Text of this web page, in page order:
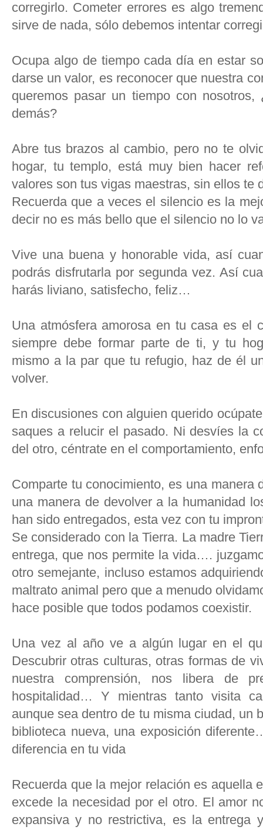
corregirlo. Cometer errores es algo
sirve de nada, sólo debemos intentar
Ocupa algo de tiempo cada día en estar
darse un valor, es reconocer que nuestra
queremos pasar un tiempo con
demás?
Abre tus brazos al cambio, pero no te
hogar, tu templo, está muy bien hacer
valores son tus vigas maestras, sin ellos te
Recuerda que a veces el silencio es la
decir no es más bello que el silencio no lo
Vive una buena y honorable vida, así
podrás disfrutarla por segunda vez. Así
harás liviano, satisfecho, feliz…
Una atmósfera amorosa en tu casa es el
siempre debe formar parte de ti, y tu
mismo a la par que tu refugio, haz de él
volver.
En discusiones con alguien querido
saques a relucir el pasado. Ni desvíes la
del otro, céntrate en el comportamiento,
Comparte tu conocimiento, es una manera
una manera de devolver a la humanidad
han sido entregados, esta vez con tu
Se considerado con la Tierra. La madre
entrega, que nos permite la vida….
otro semejante, incluso estamos
maltrato animal pero que a menudo
hace posible que todos podamos coexistir.
Una vez al año ve a algún lugar en el
Descubrir otras culturas, otras formas de
nuestra comprensión, nos libera de
hospitalidad… Y mientras tanto visita
aunque sea dentro de tu misma ciudad, un
biblioteca nueva, una exposición
diferencia en tu vida
Recuerda que la mejor relación es aquella
excede la necesidad por el otro. El amor
expansiva y no restrictiva, es la